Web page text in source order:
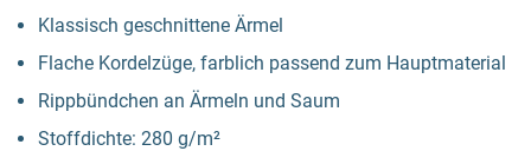
Klassisch geschnittene Ärmel
Flache Kordelzüge, farblich passend zum Hauptmaterial
Rippbündchen an Ärmeln und Saum
Stoffdichte: 280 g/m²